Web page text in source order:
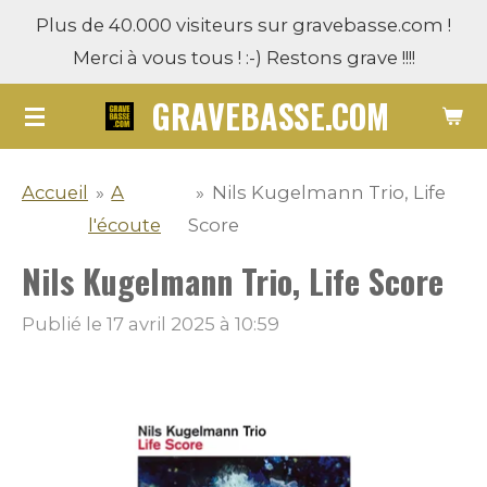
Passer
contenu
principal
GRAVEBASSE.COM
Plus de 40.000 visiteurs sur gravebasse.com !
Merci à vous tous ! :-) Restons grave !!!!
Accueil » A
l'écoute
» Nils Kugelmann Trio, Life
Score
Nils Kugelmann Trio, Life Score
Publié le 17 avril 2025 à 10:59